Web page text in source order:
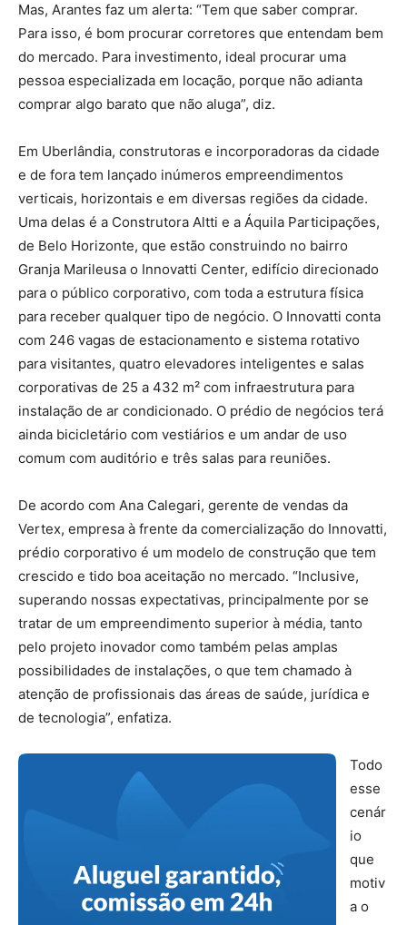
Mas, Arantes faz um alerta: “Tem que saber comprar.
Para isso, é bom procurar corretores que entendam bem
do mercado. Para investimento, ideal procurar uma
pessoa especializada em locação, porque não adianta
comprar algo barato que não aluga”, diz.
Em Uberlândia, construtoras e incorporadoras da cidade
e de fora tem lançado inúmeros empreendimentos
verticais, horizontais e em diversas regiões da cidade.
Uma delas é a Construtora Altti e a Áquila Participações,
de Belo Horizonte, que estão construindo no bairro
Granja Marileusa o Innovatti Center, edifício direcionado
para o público corporativo, com toda a estrutura física
para receber qualquer tipo de negócio. O Innovatti conta
com 246 vagas de estacionamento e sistema rotativo
para visitantes, quatro elevadores inteligentes e salas
corporativas de 25 a 432 m² com infraestrutura para
instalação de ar condicionado. O prédio de negócios terá
ainda bicicletário com vestiários e um andar de uso
comum com auditório e três salas para reuniões.
De acordo com Ana Calegari, gerente de vendas da
Vertex, empresa à frente da comercialização do Innovatti,
prédio corporativo é um modelo de construção que tem
crescido e tido boa aceitação no mercado. “Inclusive,
superando nossas expectativas, principalmente por se
tratar de um empreendimento superior à média, tanto
pelo projeto inovador como também pelas amplas
possibilidades de instalações, o que tem chamado à
atenção de profissionais das áreas de saúde, jurídica e
de tecnologia”, enfatiza.
Todo
esse
cenár
io
que
motiv
a o